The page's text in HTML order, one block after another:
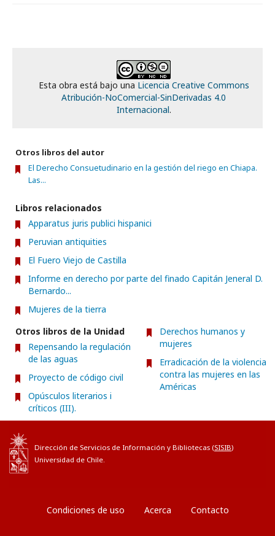
Esta obra está bajo una Licencia Creative Commons
Atribución-NoComercial-SinDerivadas 4.0
Internacional.
Otros libros del autor
El Derecho Consuetudinario en la gestión del riego en Chiapa.
Las...
Libros relacionados
Apparatus juris publici hispanici
Peruvian antiquities
El Fuero Viejo de Castilla
Informe en derecho por parte del finado Capitán Jeneral D.
Bernardo...
Mujeres de la tierra
Otros libros de la Unidad
Repensando la regulación
de las aguas
Proyecto de código civil
Opúsculos literarios i
críticos (III).
Derechos humanos y
mujeres
Erradicación de la violencia
contra las mujeres en las
Américas
Dirección de Servicios de Información y Bibliotecas (SISIB)
Universidad de Chile.
Condiciones de uso Acerca Contacto